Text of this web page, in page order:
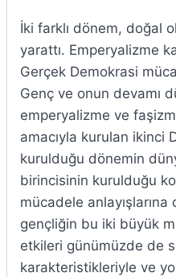
İki farklı dönem, doğal
yarattı. Emperyalizme
Gerçek Demokrasi
Genç ve onun devamı
emperyalizme ve
amacıyla kurulan ikinci
kurulduğu dönemin
birincisinin kurulduğu
mücadele anlayışlarına
gençliğin bu iki büyük
etkileri günümüzde de
karakteristikleriyle ve